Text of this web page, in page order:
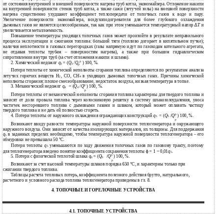
от состояния внутренней и внешней поверхности нагрева труб котла, экономайзера. Отложение накипи
на внутренней поверхности стенок труб котла, а также сажи (летучей золы) на внешней поверхности
нагрева существенно ухудшают коэффициент теплопередачи от топочных газов к воде и пару.
Увеличение поверхности экономайзера, воздухоподогревателя для более глубокого охлаждения
дымовых газов не является целесообразным, так как при этом уменьшается температурный напор∆Т и
увеличивается металлоемкость.
Повышение температуры уходящих топочных газов может произойти в результате неправильного
процесса эксплуатации и сжигания топлива: большой тяги (топливо догорает в кипятильном пучке);
наличия неплотности в газовых перегородках (газы напрямую идут по газоходам котельного агрегата,
не отдавая теплоты трубам – поверхностям нагрева), а также при большом гидравлическом
сопротивлении внутри труб (за счет отложения накипи и шлама).
2. Химический недожог q3= (Q3/Qр
р ) 100, %.
Потери теплоты от химической неполноты сгорания топлива определяются по результатам анализа
летучих горючих веществ Н2 , СО, СН4в уходящих дымовых топочных газах. Причины химической
неполноты сгорания: плохое смесеобразование, недостаток воздуха, низкая температура в топке.
3. Механический недожог q4 = (Q4 /Qр) 100, %.
р
Потери теплоты от механической неполноты сгорания топлива характерны для твердого топлива и
зависят от доли провала топлива через колосниковую решетку в систему шлакозолоудаления, уноса
частичек несгоревшего топлива с дымовыми газами и шлаком, который может оплавить частицу
твердого топлива и не дать ей полностью сгореть.
4. Потери теплоты от наружного охлаждения ограждающих конструкцийq5 = (Q5 /Qр ) 100, %.
р
Возникают ввиду разности температуры наружной поверхности теплогенератора и окружающего
наружного воздуха. Они зависят от качества изолирующих материалов, их толщины. Для поддержания
q5в заданных пределах необходимо, чтобы температура наружной поверхности теплогенератора – его
обмуровки не превышала 50 °С.
Потери теплотыq5уменьшаются по ходу движения топочных газов по газовому тракту, поэтому
для теплогенератора введено понятие коэффициента сохранения теплоты ϕ= 1 −0,01q5.
5. Потери с физической теплотой шлака q6= (Q6 /Qр) 100, %.
р
Возникают за счет высокой температуры шлаков порядка 650°С, и характерны только при
сжигании твердого топлива.
Таблицы расчета тепловых потерь, коэффициента полезного действия брутто, натурального,
расчетного и условного расхода топлива теплогенератора приведены в гл. 8.
4. ТОПОЧНЫЕ И ГОРЕЛОЧНЫЕ УСТРОЙСТВА
4.1.
ТОПОЧНЫЕ УСТРОЙСТВА